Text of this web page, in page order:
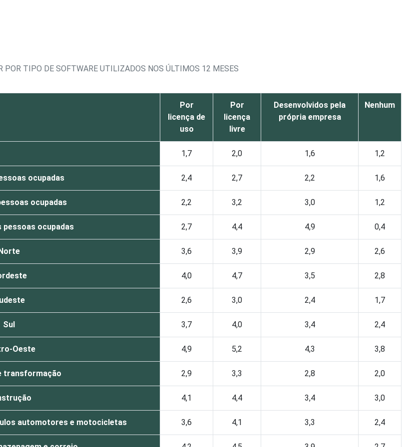
TIPO DE SOFTWARE UTILIZADOS NOS ÚLTIMOS 12 MESES
Por
licença de
uso
Por
licença
livre
Desenvolvidos pela
própria empresa
Nenhum
1,7 2,0 1,6 1,2
ocupadas 2,4 2,7 2,2 1,6
ocupadas 2,2 3,2 3,0 1,2
pessoas ocupadas 2,7 4,4 4,9 0,4
3,6 3,9 2,9 2,6
4,0 4,7 3,5 2,8
2,6 3,0 2,4 1,7
Sul 3,7 4,0 3,4 2,4
Oeste 4,9 5,2 4,3 3,8
transformação 2,9 3,3 2,8 2,0
4,1 4,4 3,4 3,0
automotores e motocicletas 3,6 4,1 3,3 2,4